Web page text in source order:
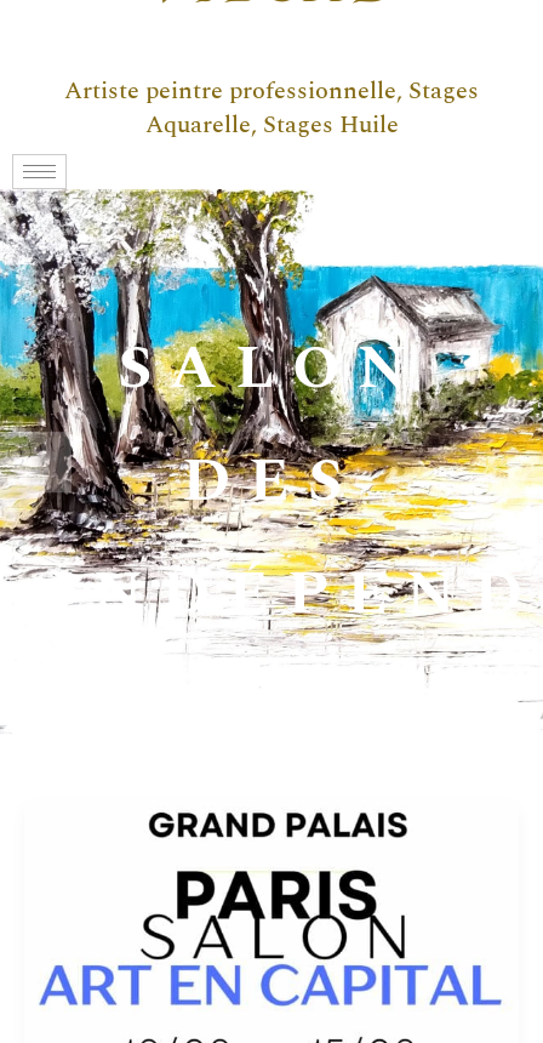
Artiste peintre professionnelle, Stages
Aquarelle, Stages Huile
SALON
DES
ART
en